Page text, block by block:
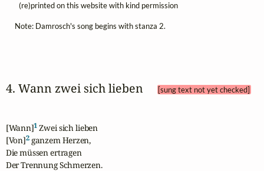
(re)printed on this website with kind permission
Note: Damrosch's song begins with stanza 2.
4. Wann zwei sich lieben [sung text not yet checked]
[Wann]1 Zwei sich lieben
[Von]2 ganzem Herzen,
Die müssen ertragen
Der Trennung Schmerzen.